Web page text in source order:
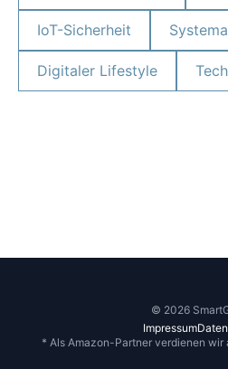
IoT-Sicherheit
Digitaler Lifestyle
© 2026
Impressum
* Als Amazon-Partner verdienen